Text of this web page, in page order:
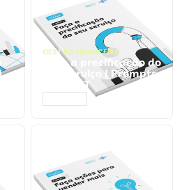
GESTÃO FINANCEIRA
Faça a precificação do
seu serviço | Prompts
ChatGPT